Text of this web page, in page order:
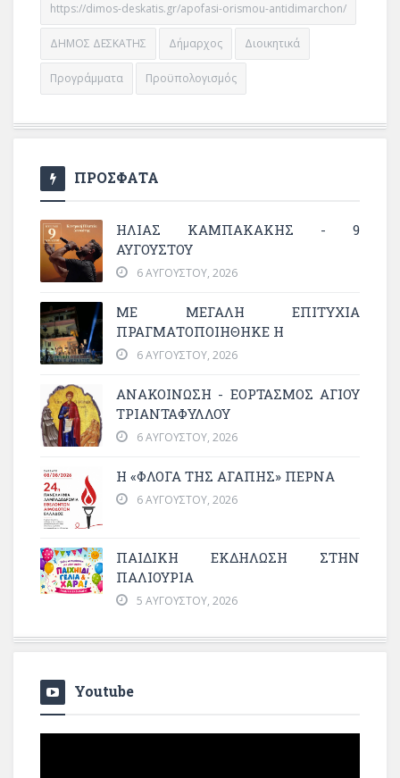
https://dimos-deskatis.gr/apofasi-orismou-antidimarchon/
ΔΗΜΟΣ ΔΕΣΚΑΤΗΣ Δήμαρχος Διοικητικά
Προγράμματα Προϋπολογισμός
ΠΡΟΣΦΑΤΑ
ΗΛΙΑΣ ΚΑΜΠΑΚΑΚΗΣ - 9
ΑΥΓΟΥΣΤΟΥ
6 ΑΥΓΟΎΣΤΟΥ, 2026
ΜΕ ΜΕΓΆΛΗ ΕΠΙΤΥΧΊΑ
ΠΡΑΓΜΑΤΟΠΟΙΉΘΗΚΕ Η
6 ΑΥΓΟΎΣΤΟΥ, 2026
ΑΝΑΚΟΙΝΩΣΗ - ΕΟΡΤΑΣΜΟΣ ΑΓΙΟΥ
ΤΡΙΑΝΤΑΦΥΛΛΟΥ
6 ΑΥΓΟΎΣΤΟΥ, 2026
Η «ΦΛΌΓΑ ΤΗΣ ΑΓΆΠΗΣ» ΠΕΡΝΆ
6 ΑΥΓΟΎΣΤΟΥ, 2026
ΠΑΙΔΙΚΗ ΕΚΔΗΛΩΣΗ ΣΤΗΝ
ΠΑΛΙΟΥΡΙΑ
5 ΑΥΓΟΎΣΤΟΥ, 2026
Youtube